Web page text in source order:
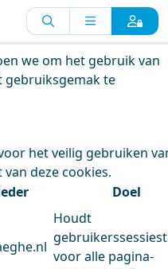
gebruik van
we om het gebruik van
gebruiksgemak te
het veilig gebruiken
deze cookies.
Doel
Houdt
voor alle pagina-